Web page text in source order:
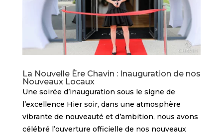
La Nouvelle Ère Chavin : Inauguration de nos
Nouveaux Locaux
Une soirée d’inauguration sous le signe de
l’excellence Hier soir, dans une atmosphère
vibrante de nouveauté et d’ambition, nous avons
célébré l’ouverture officielle de nos nouveaux